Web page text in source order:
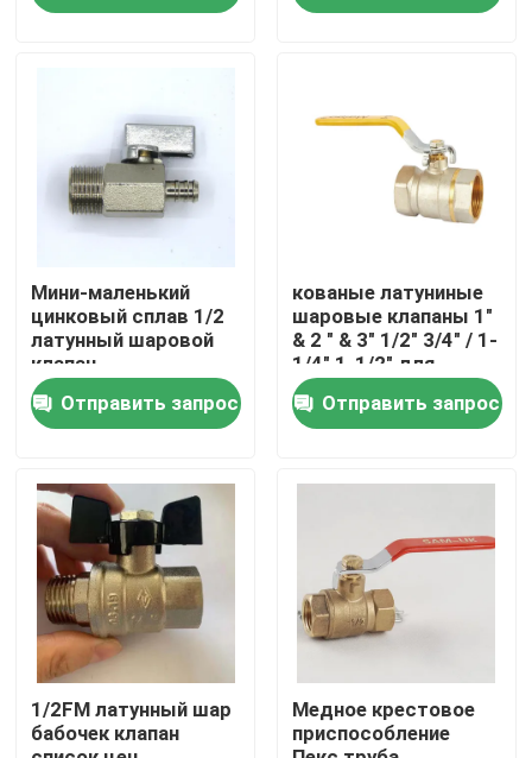
Продукты
О нас
Путешествие фабрики
Проверка качества
Спросите цитату
Латунный клапан Bibcock
Латунный угловой вентиль
Латунный шаровой кран
Мини-маленький
цинковый сплав 1/2
латунный шаровой
клапан
полированный
электропластировка
водопроводные
Отправить запрос
кованые латуниные
шаровые клапаны 1"
& 2 " & 3" 1/2" 3/4" / 1-
1/4" 1-1/2" для
нефтегазовых и
водяных фитингов
Отправить запрос
1/2FM латунный шар
бабочек клапан
Медное крестовое
приспособление